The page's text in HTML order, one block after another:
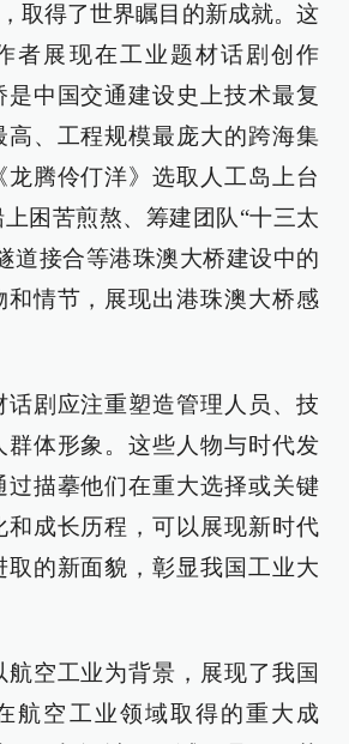
取得了世界瞩目的新成就。这
者展现在工业题材话剧创作
是中国交通建设史上技术最复
高、工程规模最庞大的跨海集
龙腾伶仃洋》选取人工岛上台
困苦煎熬、筹建团队“十三太
道接合等港珠澳大桥建设中的
和情节，展现出港珠澳大桥感
话剧应注重塑造管理人员、技
群体形象。这些人物与时代发
过描摹他们在重大选择或关键
和成长历程，可以展现新时代
取的新面貌，彰显我国工业大
航空工业为背景，展现了我国
航空工业领域取得的重大成